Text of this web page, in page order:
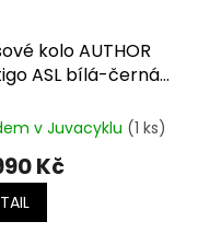
kolo AUTHOR
ASL bílá-černá-
v Juvacyklu (1 ks)
Kč